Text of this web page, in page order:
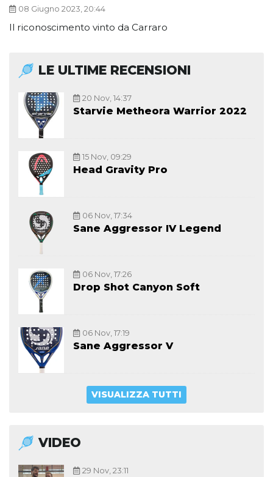
08 Giugno 2023, 20:44
Il riconoscimento vinto da Carraro
LE ULTIME RECENSIONI
20 Nov, 14:37
Starvie Metheora Warrior 2022
15 Nov, 09:29
Head Gravity Pro
06 Nov, 17:34
Sane Aggressor IV Legend
06 Nov, 17:26
Drop Shot Canyon Soft
06 Nov, 17:19
Sane Aggressor V
VISUALIZZA TUTTI
VIDEO
29 Nov, 23:11